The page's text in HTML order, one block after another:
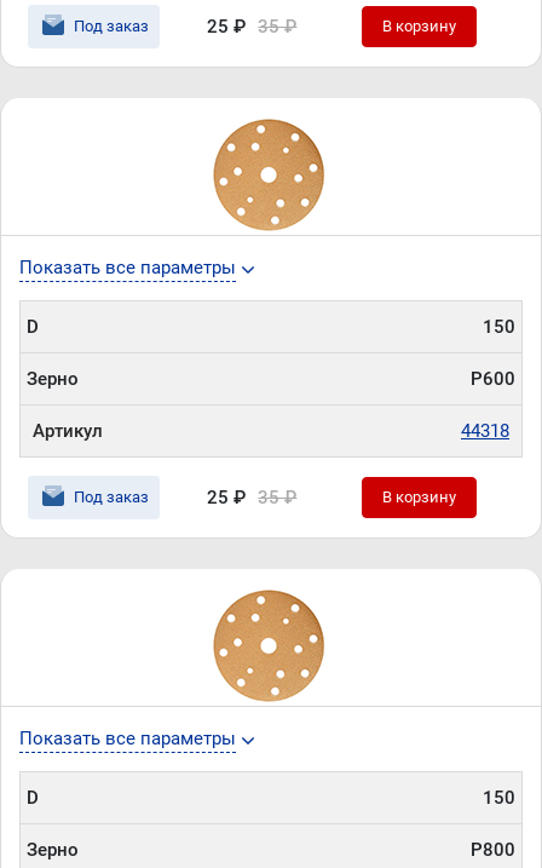
Под заказ 25 ₽ 35 ₽ В корзину
Показать все параметры
D 150
Зерно P600
Артикул 44318
Под заказ 25 ₽ 35 ₽ В корзину
Показать все параметры
D 150
Зерно P800